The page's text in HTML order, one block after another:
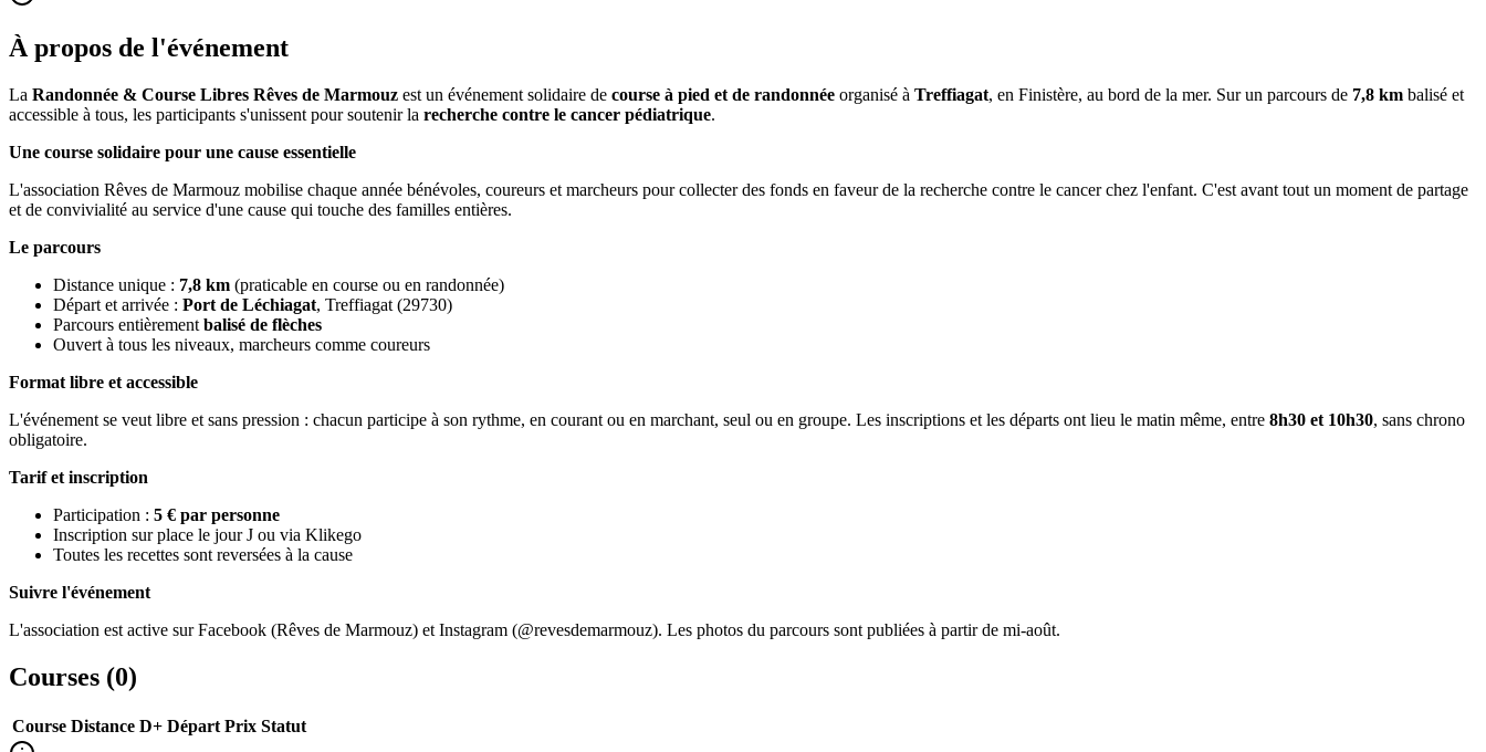
À propos de l'événement
La Randonnée & Course Libres Rêves de Marmouz est un événement solidaire de course à pied et de randonnée organisé à Treffiagat, en Finistère, au bord de la mer. Sur un parcours de 7,8 km balisé et
accessible à tous, les participants s'unissent pour soutenir la recherche contre le cancer pédiatrique.
Une course solidaire pour une cause essentielle
L'association Rêves de Marmouz mobilise chaque année bénévoles, coureurs et marcheurs pour collecter des fonds en faveur de la recherche contre le cancer chez l'enfant. C'est avant tout un moment de partage
et de convivialité au service d'une cause qui touche des familles entières.
Le parcours
Distance unique : 7,8 km (praticable en course ou en randonnée)
Départ et arrivée : Port de Léchiagat, Treffiagat (29730)
Parcours entièrement balisé de flèches
Ouvert à tous les niveaux, marcheurs comme coureurs
Format libre et accessible
L'événement se veut libre et sans pression : chacun participe à son rythme, en courant ou en marchant, seul ou en groupe. Les inscriptions et les départs ont lieu le matin même, entre 8h30 et 10h30, sans chrono
obligatoire.
Tarif et inscription
Participation : 5 € par personne
Inscription sur place le jour J ou via Klikego
Toutes les recettes sont reversées à la cause
Suivre l'événement
L'association est active sur Facebook (Rêves de Marmouz) et Instagram (@revesdemarmouz). Les photos du parcours sont publiées à partir de mi-août.
Courses (0)
Course Distance D+ Départ Prix Statut